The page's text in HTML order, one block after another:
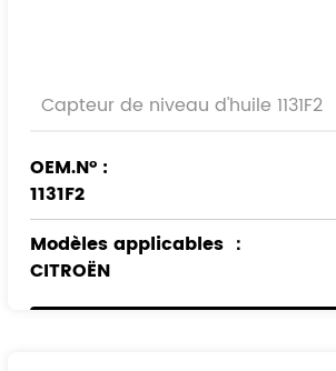
Capteur de niveau d'huile 1131F2
OEM.N° :
1131F2
Modèles applicables ：
CITROËN